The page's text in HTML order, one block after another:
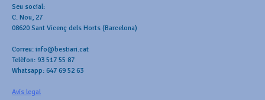
Seu social:
C. Nou, 27
08620 Sant Vicenç dels Horts (Barcelona)
Correu: info@bestiari.cat
Telèfon: 93 517 55 87
Whatsapp: 647 69 52 63
Avís legal